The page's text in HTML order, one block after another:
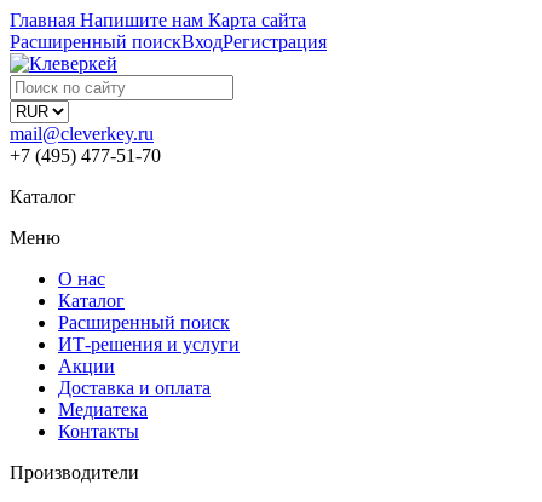
Главная Напишите нам Карта сайта
Расширенный поискВходРегистрация
mail@cleverkey.ru
+7 (495) 477-51-70
Каталог
Меню
О нас
Каталог
Расширенный поиск
ИТ-решения и услуги
Акции
Доставка и оплата
Медиатека
Контакты
Производители